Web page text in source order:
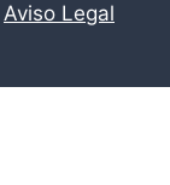
Aviso Legal